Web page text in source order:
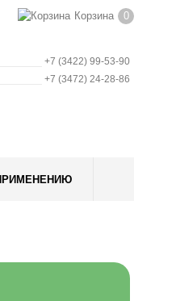
Корзина 0
+7 (3422) 99-53-90
+7 (3472) 24-28-86